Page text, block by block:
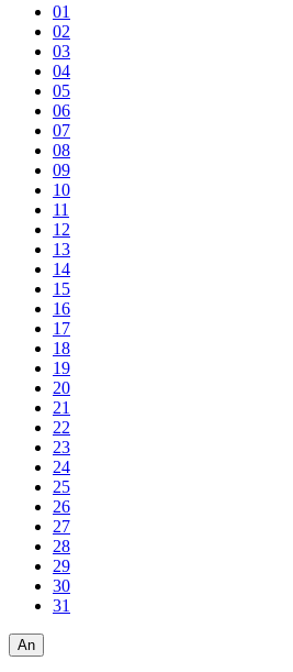
01
02
03
04
05
06
07
08
09
10
11
12
13
14
15
16
17
18
19
20
21
22
23
24
25
26
27
28
29
30
31
An